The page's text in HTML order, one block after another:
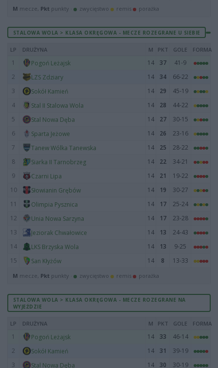
M mecze, Pkt punkty · zwycięstwo remis porażka
STALOWA WOLA > KLASA OKRĘGOWA - MECZE ROZEGRANE U SIEBIE
LP DRUŻYNA M PKT GOLE FORMA
1 Pogoń Leżajsk 14 37
41-9
2
LZS Zdziary 14 34
66-22
3
Sokół Kamień 14 29
45-19
4
Stal II Stalowa Wola 14 28
44-22
5
Stal Nowa Dęba 14 27
30-15
6
Sparta Jeżowe 14 26
23-16
7
Tanew Wólka Tanewska 14 25
28-22
8
Siarka II Tarnobrzeg 14 22
34-21
9
Czarni Lipa 14 21
19-22
10
Słowianin Grębów 14 19
30-27
11
Olimpia Pysznica 14 17
25-24
12
Unia Nowa Sarzyna 14 17
23-28
13
Jeziorak Chwałowice 14 13
24-43
14
LKS Brzyska Wola 14 13
9-25
15
San Kłyżów 14 8 13-33
M mecze, Pkt punkty · zwycięstwo remis porażka
STALOWA WOLA > KLASA OKRĘGOWA - MECZE ROZEGRANE NA
WYJEŹDZIE
LP DRUŻYNA M PKT GOLE FORMA
1 Pogoń Leżajsk 14 33
46-14
2
Sokół Kamień 14 31
39-19
3
Stal Nowa Dęba 14 30 30-19